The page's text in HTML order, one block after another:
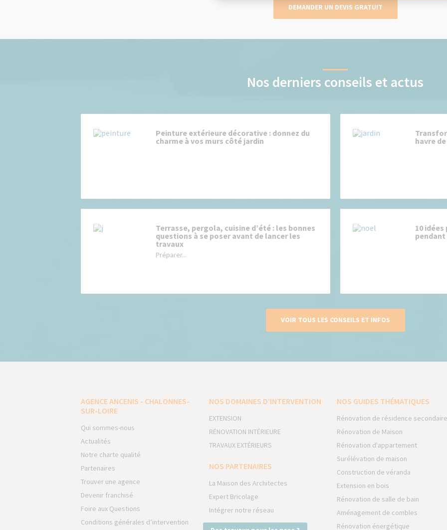
DEMANDER UN DEVIS GRATUIT
Nos derniers conseils et actus
Peinture extérieure décorative : donnez du
charme à vos murs côté jardin
havre
Terrasse, pergola, cuisine d’été : les bonnes
questions à se poser avant de lancer les
travaux
Préparer...
10
VOIR TOUS LES CONSEILS ET INFOS
AGENCE ANCENIS - CHALONNES-
SUR-LOIRE
Qui sommes-nous
Actualités
Notre charte qualité
Partenaires
Trouver une agence
Devenir franchisé
Foire aux Questions
Conditions générales d’intervention
NOS DOMAINES D’INTERVENTION
EXTENSION
RÉNOVATION INTÉRIEURE
TRAVAUX EXTÉRIEURS
NOS PARTENAIRES
La Maison des Architectes
Expert Bricolage
Intégrer notre réseau
NOS GUIDES THÉMATIQUES
Rénovation de résidence
Rénovation de Maison
Rénovation d'appartement
Surélévation de maison
Construction de véranda
Extension en bois
Rénovation de salle de bain
Aménagement de combles
Rénovation énergétique